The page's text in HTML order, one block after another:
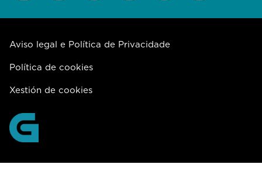
Aviso legal e Política de Privacidade
Política de cookies
Xestión de cookies